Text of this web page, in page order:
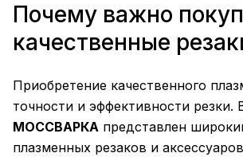
Почему важно
качественные
Приобретение качественного
точности и эффективности резки.
МОССВАРКА представлен
плазменных резаков и